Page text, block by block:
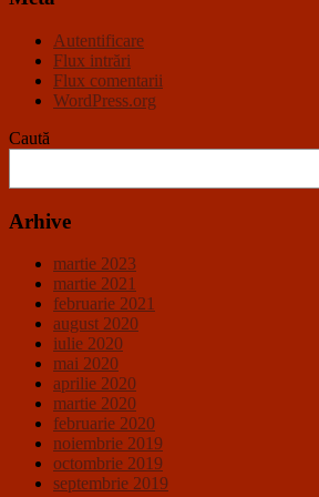
Autentificare
Flux intrări
Flux comentarii
WordPress.org
Caută
Arhive
martie 2023
martie 2021
februarie 2021
august 2020
iulie 2020
mai 2020
aprilie 2020
martie 2020
februarie 2020
noiembrie 2019
octombrie 2019
septembrie 2019